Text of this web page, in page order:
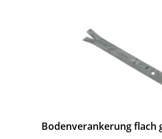
Bodenverankerung flach